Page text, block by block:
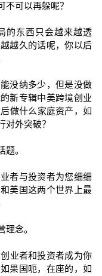
可以再躲呢？
的东西只会越来越透
越久的话呢，你以后
没纳多少，但是没做
新专辑中美跨境创业
做什么家庭资产，如
外突破？
。
者与投资者为您细细
美国这两个世界上最
念。
业者和投资者成为你
果国呃，在座的，如